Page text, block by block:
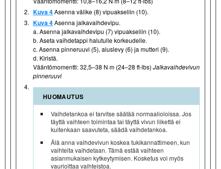
2. Kuva 4Asenna välike (8) vipuakseliin (10).
3. Kuva 4Asenna jalkavaihdevipu.
a. Asenna jalkavaihdevipu (7) vipuakseliin (10).
b. Aseta vaihdetappi halutulle korkeudelle.
c. Asenna pinneruuvi (5), aluslevy (6) ja mutteri (9).
d. Kiristä.
Vääntömomentti: 32,5–38 N·m (24–28 ft-lbs) Jalkavaihdevivun
pinneruuvi
4.
HUOMAUTUS
Vaihdetankoa ei tarvitse säätää normaalioloissa. Jos
täyttä vaihteen toimintaa tai täyttä vivun liikettä ei
kuitenkaan saavuteta, säädä vaihdetankoa.
Älä anna vaihdevivun koskea tukikannattimeen, kun
vaihteita vaihdetaan. Tämä estää vaihteen
asianmukaisen kytkeytymisen. Kosketus voi myös
vaurioittaa vaihteistoa.